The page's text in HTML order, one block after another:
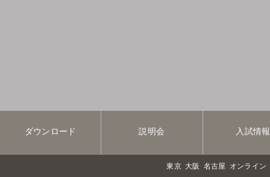
ダウンロード 説明会 入試情報
東京 大阪 名古屋 オンライン